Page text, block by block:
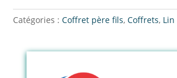
père-
fils
personnaliser
Catégories :Coffret père fils,Coffrets, Lin